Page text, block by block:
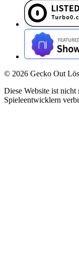
© 2026 Gecko Out
Diese Website ist
Spieleentwicklern